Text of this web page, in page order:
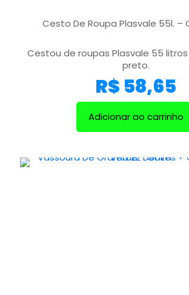
Cesto De Roupa Plasvale 55l. –
Cestou de roupas Plasvale 55
preto.
R$ 58,65
Adicionar ao carrinho